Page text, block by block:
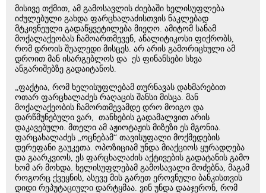
მისივე თქმით, ამ გამოსავლის ძიებაში ხელისუფლება
იძულებული გახდა ფარცხალაძისთვის ნაკლებად
მტკივნეული გადაწყვეტილება მიეღო. ამიტომ სანამ
მოქალაქეობას ჩამოართმევენ, ანალიტიკოსი ფიქრობს,
რომ დროის შუალედი მისცეს. არ არის გამორიცხული ამ
დროით მან ისარგებლოს და ეს ფინანსები სხვა
ანგარიშებზე გადაიტანოს.
„ფაქტია, რომ ხელისუფლებამ თურნავას დახმარებით
ოთარ ფარცხალაძეს რაღაცის შანსი მისცა. მან
მოქალაქეობის ჩამორთმევამდე დრო მოიგო და
დარწმუნებული ვარ, თანხების გადამალვით არის
დაკავებული. მთელი ამ აჟიოტაჟის მიზეზი ეს მგონია.
ფარცახალაძეს „ოცნებამ“ თავისუფალი მოქმედების
დერეფანი გაუკეთა. ოპოზიციამ უნდა მიაქციოს ყურადღება
და გაარკვიოს, ეს ფარცხალაძის აქტივების გადატანის გამო
ხომ არ მოხდა. ხელისუფლებამ გამოსავალი მოძებნა, მაგამ
როგორც ქვეყნის, ასევე მის გარეთ ეროვნული ბანკისთვის
დიდი რეპუტაციული დარტყმაა. ვინ უნდა დააჯერონ, რომ